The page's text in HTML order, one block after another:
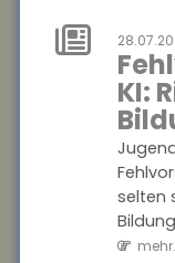
KI:
selten